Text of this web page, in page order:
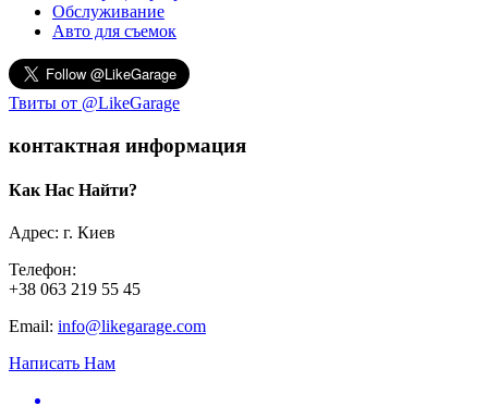
Обслуживание
Авто для съемок
Твиты от @LikeGarage
контактная информация
Как Нас Найти?
Адрес: г. Киев
Телефон:
+38 063 219 55 45
Email: info@likegarage.com
Написать Нам